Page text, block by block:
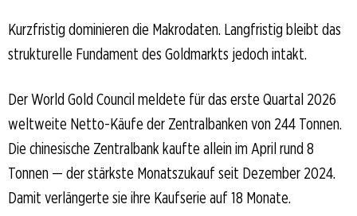
Kurzfristig dominieren die Makrodaten. Langfristig bleibt das
strukturelle Fundament des Goldmarkts jedoch intakt.
Der World Gold Council meldete für das erste Quartal 2026
weltweite Netto-Käufe der Zentralbanken von 244 Tonnen.
Die chinesische Zentralbank kaufte allein im April rund 8
Tonnen — der stärkste Monatszukauf seit Dezember 2024.
Damit verlängerte sie ihre Kaufserie auf 18 Monate.